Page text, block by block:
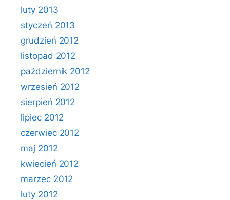
luty 2013
styczeń 2013
grudzień 2012
listopad 2012
październik 2012
wrzesień 2012
sierpień 2012
lipiec 2012
czerwiec 2012
maj 2012
kwiecień 2012
marzec 2012
luty 2012